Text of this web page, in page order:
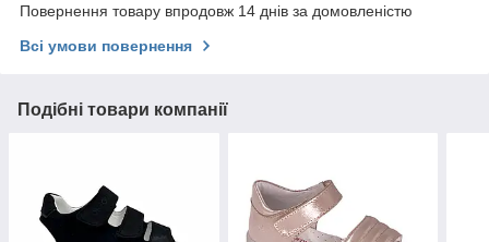
Повернення товару впродовж 14 днів за домовленістю
Всі умови повернення
Подібні товари компанії